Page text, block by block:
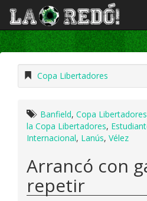
Copa Libertadores
Banfield, Copa Libertadores
la Copa Libertadores,
Internacional, Lanús, Vélez
Arrancó con
repetir